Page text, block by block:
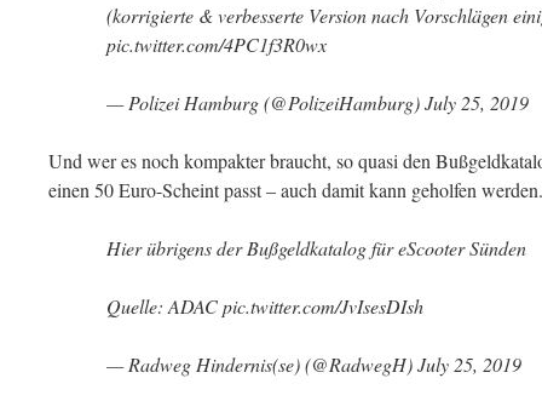
(korrigierte & verbesserte Version nach Vorschlägen
pic.twitter.com/4PC1f3R0wx
— Polizei Hamburg (@PolizeiHamburg) July 25, 2019
Und wer es noch kompakter braucht, so quasi den
einen 50 Euro-Scheint passt – auch damit kann geholfen werden.
Hier übrigens der Bußgeldkatalog für eScooter Sünden
Quelle: ADAC pic.twitter.com/JvIsesDIsh
— Radweg Hindernis(se) (@RadwegH) July 25, 2019